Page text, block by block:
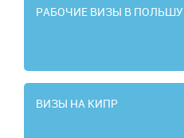
РАБОЧИЕ ВИЗЫ В ПОЛЬШУ
ВИЗЫ НА КИПР